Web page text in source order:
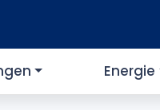
Energie